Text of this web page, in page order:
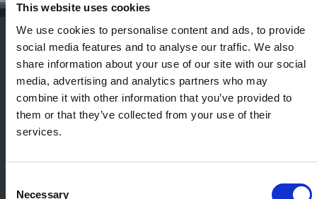
This website uses cookies
We use cookies to personalise content and ads, to provide
social media features and to analyse our traffic. We also
share information about your use of our site with our social
media, advertising and analytics partners who may
combine it with other information that you’ve provided to
them or that they’ve collected from your use of their
services.
Necessary
Hydraulisk
vægtoverføring til
sidesektioner
Rumbler Max tromlerne er udstyret med